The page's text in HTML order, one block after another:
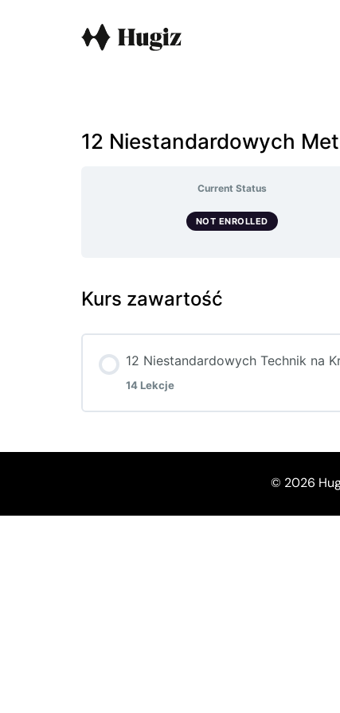
12 Niestandardowych
Current Status
NOT ENROLLED
Kurs zawartość
12 Niestandardowych Technik na
14 Lekcje
© 2026